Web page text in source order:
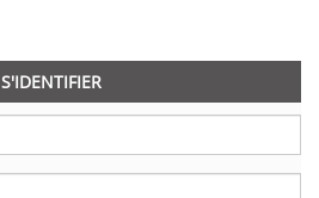
S'IDENTIFIER